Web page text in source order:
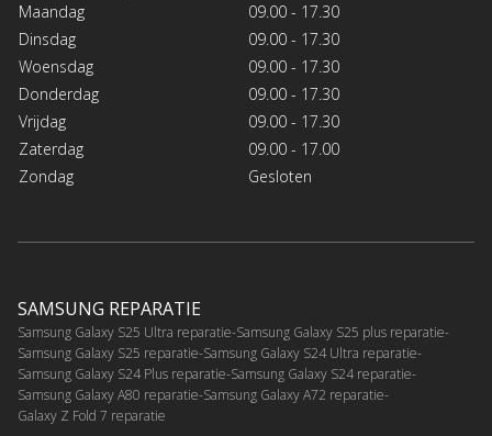
Maandag
09.00 - 17.30
Dinsdag
09.00 - 17.30
Woensdag
09.00 - 17.30
Donderdag
09.00 - 17.30
Vrijdag
09.00 - 17.30
Zaterdag
09.00 - 17.00
Zondag
Gesloten
SAMSUNG REPARATIE
Samsung Galaxy S25 Ultra reparatie Samsung Galaxy S25 plus reparatie
Samsung Galaxy S25 reparatie Samsung Galaxy S24 Ultra reparatie
Samsung Galaxy S24 Plus reparatie Samsung Galaxy S24 reparatie
Samsung Galaxy A80 reparatie Samsung Galaxy A72 reparatie
Galaxy Z Fold 7 reparatie